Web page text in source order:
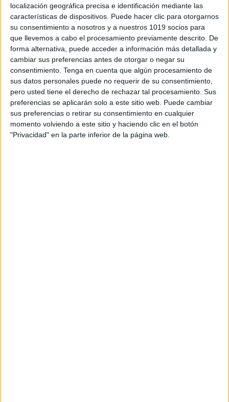
localización geográfica precisa e identificación mediante las
características de dispositivos. Puede hacer clic para otorgarnos
su consentimiento a nosotros y a nuestros 1019 socios para
que llevemos a cabo el procesamiento previamente descrito. De
forma alternativa, puede acceder a información más detallada y
cambiar sus preferencias antes de otorgar o negar su
consentimiento. Tenga en cuenta que algún procesamiento de
sus datos personales puede no requerir de su consentimiento,
pero usted tiene el derecho de rechazar tal procesamiento. Sus
preferencias se aplicarán solo a este sitio web. Puede cambiar
sus preferencias o retirar su consentimiento en cualquier
momento volviendo a este sitio y haciendo clic en el botón
"Privacidad" en la parte inferior de la página web.
DESCARGA MÁS ABAJO EL
RECURSO EN PDF